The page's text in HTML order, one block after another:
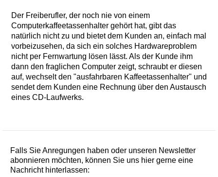
Der Freiberufler, der noch nie von einem
Computerkaffeetassenhalter gehört hat, gibt das
natürlich nicht zu und bietet dem Kunden an, einfach mal
vorbeizusehen, da sich ein solches Hardwareproblem
nicht per Fernwartung lösen lässt. Als der Kunde ihm
dann den fraglichen Computer zeigt, schraubt er diesen
auf, wechselt den "ausfahrbaren Kaffeetassenhalter" und
sendet dem Kunden eine Rechnung über den Austausch
eines CD-Laufwerks.
Falls Sie Anregungen haben oder unseren Newsletter
abonnieren möchten, können Sie uns hier gerne eine
Nachricht hinterlassen: